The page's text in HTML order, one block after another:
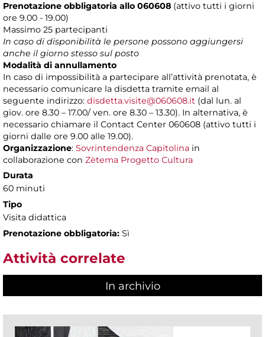
Prenotazione obbligatoria allo 060608 (attivo tutti i giorni
ore 9.00 - 19.00)
Massimo 25 partecipanti
In caso di disponibilità le persone possono aggiungersi
anche il giorno stesso sul posto
Modalità di annullamento
In caso di impossibilità a partecipare all’attività prenotata, è
necessario comunicare la disdetta tramite email al
seguente indirizzo: disdetta.visite@060608.it (dal lun. al
giov. ore 8.30 – 17.00/ ven. ore 8.30 – 13.30). In alternativa, è
necessario chiamare il Contact Center 060608 (attivo tutti i
giorni dalle ore 9.00 alle 19.00).
Organizzazione: Sovrintendenza Capitolina in
collaborazione con Zètema Progetto Cultura
Durata
60 minuti
Tipo
Visita didattica
Prenotazione obbligatoria: Sì
Attività correlate
In archivio